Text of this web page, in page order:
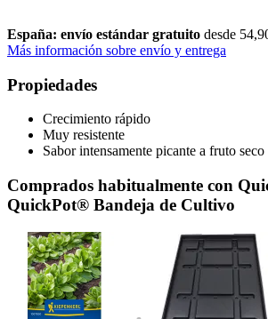
España: envío estándar gratuito desde
Más información sobre envío y entrega
Propiedades
Crecimiento rápido
Muy resistente
Sabor intensamente picante a fruto seco
Comprados habitualmente con
QuickPot® Bandeja de Cultivo